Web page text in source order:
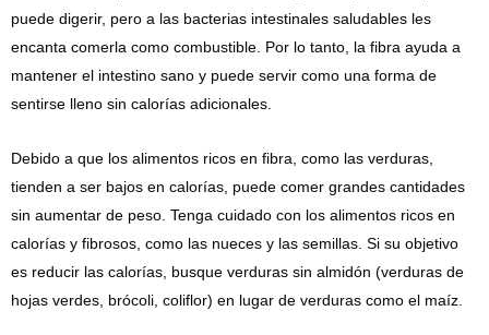
puede digerir, pero a las bacterias intestinales saludables les
encanta comerla como combustible. Por lo tanto, la fibra ayuda a
mantener el intestino sano y puede servir como una forma de
sentirse lleno sin calorías adicionales.
Debido a que los alimentos ricos en fibra, como las verduras,
tienden a ser bajos en calorías, puede comer grandes cantidades
sin aumentar de peso. Tenga cuidado con los alimentos ricos en
calorías y fibrosos, como las nueces y las semillas. Si su objetivo
es reducir las calorías, busque verduras sin almidón (verduras de
hojas verdes, brócoli, coliflor) en lugar de verduras como el maíz.